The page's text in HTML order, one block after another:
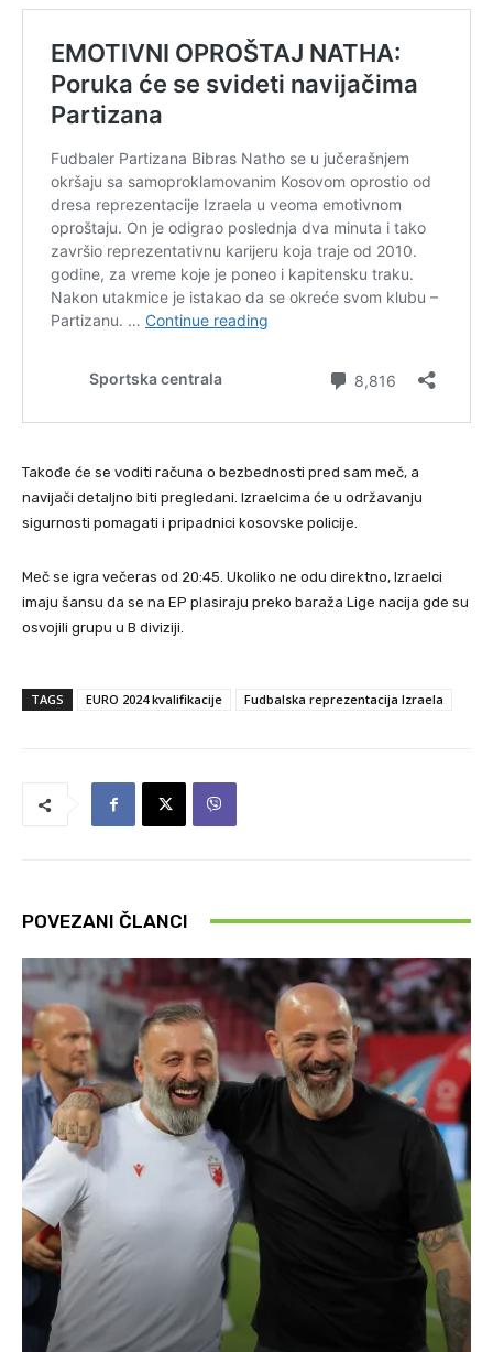
Takođe će se voditi računa o bezbednosti pred sam meč, a
navijači detaljno biti pregledani. Izraelcima će u održavanju
sigurnosti pomagati i pripadnici kosovske policije.
Meč se igra večeras od 20:45. Ukoliko ne odu direktno, Izraelci
imaju šansu da se na EP plasiraju preko baraža Lige nacija gde su
osvojili grupu u B diviziji.
TAGS EURO 2024 kvalifikacije Fudbalska reprezentacija Izraela
POVEZANI ČLANCI